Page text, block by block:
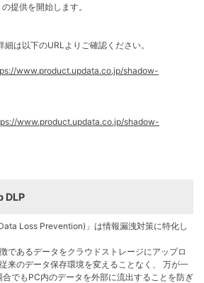
提供を開始します。
は以下のURLよりご確認ください。
www.product.updata.co.jp/shadow-
www.product.updata.co.jp/shadow-
DLP
Loss Prevention)」は情報漏洩対策に特化し
であるデータをクラウドストレージにアップロ
来のデータ保存環境を変えることなく、 万が⼀
でもPC内のデータを外部に流出することを防ぎ